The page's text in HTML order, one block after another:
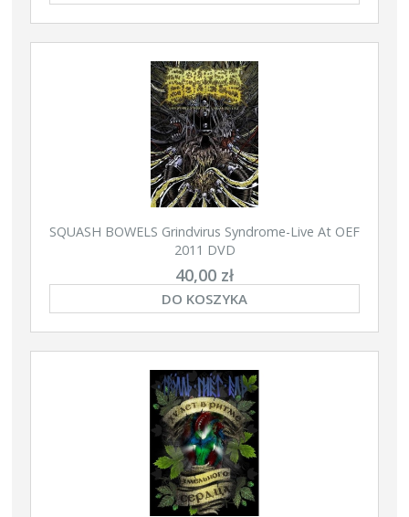
SQUASH BOWELS Grindvirus Syndrome-Live At OEF
2011 DVD
40,00 zł
DO KOSZYKA